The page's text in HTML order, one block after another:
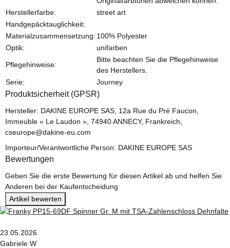
Herstellerfarbe:
street art
Handgepäcktauglichkeit:
Materialzusammensetzung: 100% Polyester
Optik:
unifarben
Pflegehinweise:
Bitte beachten Sie die Pflegehinweise
des Herstellers.
Serie:
Journey
Produktsicherheit (GPSR)
Hersteller: DAKINE EUROPE SAS, 12a Rue du Pré Faucon,
Immeuble « Le Laudon », 74940 ANNECY, Frankreich,
cseurope@dakine-eu.com
Importeur/Verantwortliche Person: DAKINE EUROPE SAS
Bewertungen
Geben Sie die erste Bewertung für diesen Artikel ab und helfen Sie
Anderen bei der Kaufentscheidung
Artikel bewerten
23.05.2026
Gabriele W